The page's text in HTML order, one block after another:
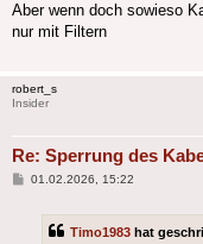
Aber wenn doch sowieso
nur mit Filtern
robert_s
Insider
Re: Sperrung des
Beitrag
01.02.2026, 15:22
Timo1983 hat